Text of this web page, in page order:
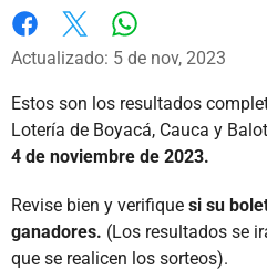
Facebook
X
Actualizado: 5 de nov, 2023
Estos son los resultados
Lotería de Boyacá, Cauca y
4 de noviembre de 2023.
Revise bien y verifique si su
ganadores. (Los resultados se
que se realicen los sorteos).